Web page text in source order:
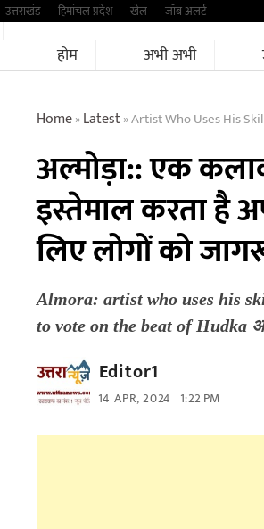
उत्तराखंड हिमांचल प्रदेश खेल जॉब अलर्ट
होम अभी अभी
Home»Latest»Artist Who Uses His
अल्मोड़ा:: एक
इस्तेमाल करता है
लिए लोगों को
Almora: artist who uses his
to vote on the beat of Hudka
Editor1
14 APR, 2024 1:22 PM